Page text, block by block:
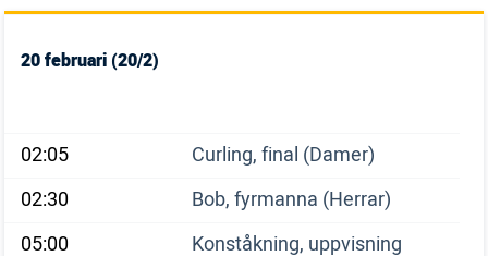
20 februari (20/2)
02:05
Curling, final (Damer)
02:30
Bob, fyrmanna (Herrar)
05:00
Konståkning, uppvisning